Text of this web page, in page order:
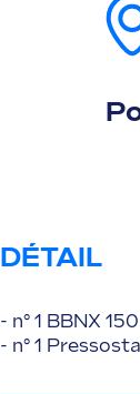
DÉTAIL
- n° 1 BBNX 150
- n° 1